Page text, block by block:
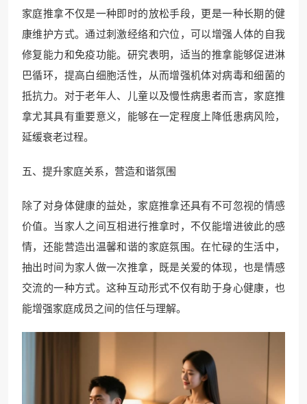
家庭推拿不仅是一种即时的放松手段，更是一种长期的健
康维护方式。通过刺激经络和穴位，可以增强人体的自我
修复能力和免疫功能。研究表明，适当的推拿能够促进淋
巴循环，提高白细胞活性，从而增强机体对病毒和细菌的
抵抗力。对于老年人、儿童以及慢性病患者而言，家庭推
拿尤其具有重要意义，能够在一定程度上降低患病风险，
延缓衰老过程。
五、提升家庭关系，营造和谐氛围
除了对身体健康的益处，家庭推拿还具有不可忽视的情感
价值。当家人之间互相进行推拿时，不仅能增进彼此的感
情，还能营造出温馨和谐的家庭氛围。在忙碌的生活中，
抽出时间为家人做一次推拿，既是关爱的体现，也是情感
交流的一种方式。这种互动形式不仅有助于身心健康，也
能增强家庭成员之间的信任与理解。